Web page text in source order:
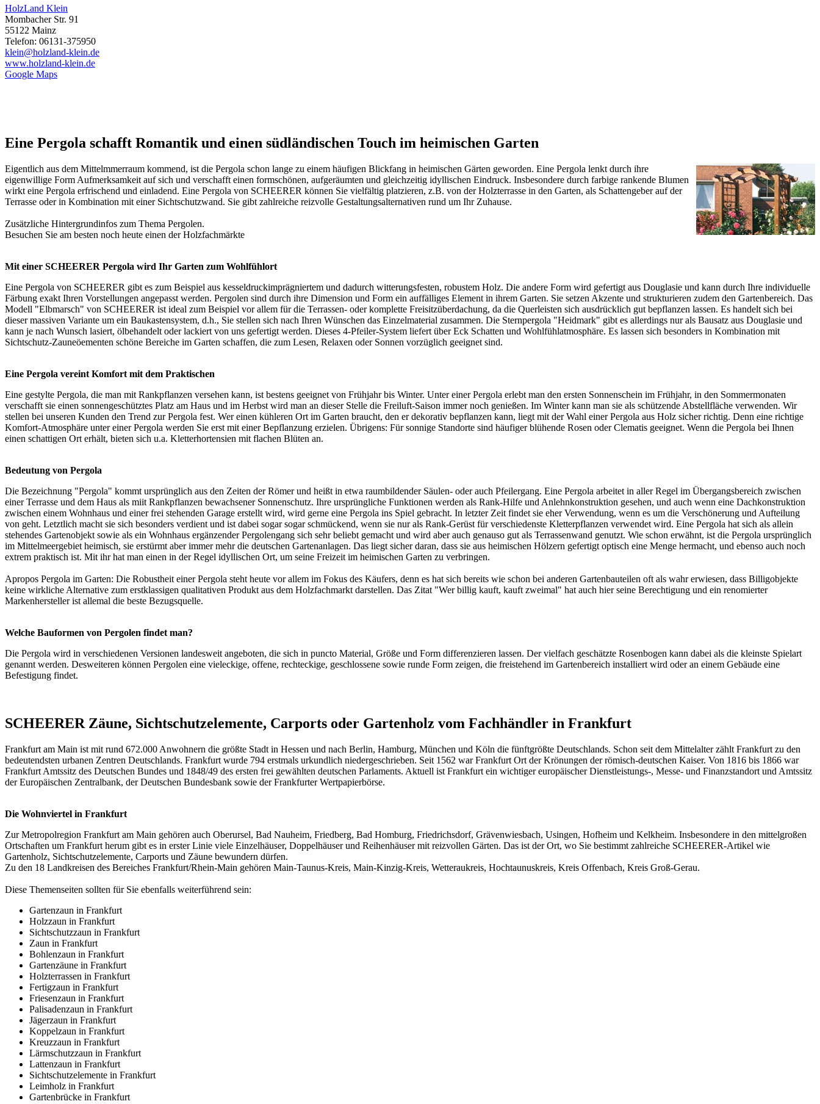
HolzLand Klein
Mombacher Str. 91
55122 Mainz
Telefon: 06131-375950
klein@holzland-klein.de
www.holzland-klein.de
Google Maps
Eine Pergola schafft Romantik und einen südländischen Touch im heimischen Garten
Eigentlich aus dem Mittelmmerraum kommend, ist die Pergola schon lange zu einem häufigen Blickfang in heimischen Gärten geworden. Eine Pergola lenkt durch ihre
eigenwillige Form Aufmerksamkeit auf sich und verschafft einen formschönen, aufgeräumten und gleichzeitig idyllischen Eindruck. Insbesondere durch farbige rankende Blumen
wirkt eine Pergola erfrischend und einladend. Eine Pergola von SCHEERER können Sie vielfältig platzieren, z.B. von der Holzterrasse in den Garten, als Schattengeber auf der
Terrasse oder in Kombination mit einer Sichtschutzwand. Sie gibt zahlreiche reizvolle Gestaltungsalternativen rund um Ihr Zuhause.
Zusätzliche Hintergrundinfos zum Thema Pergolen.
Besuchen Sie am besten noch heute einen derHolzfachmärkte
Mit einer SCHEERER Pergola wird Ihr Garten zum Wohlfühlort
Eine Pergola von SCHEERER gibt es zum Beispiel aus kesseldruckimprägniertem und dadurch witterungsfesten, robustem Holz. Die andere Form wird gefertigt aus Douglasie und kann durch Ihre individuelle
Färbung exakt Ihren Vorstellungen angepasst werden. Pergolen sind durch ihre Dimension und Form ein auffälliges Element in ihrem Garten. Sie setzen Akzente und strukturieren zudem den Gartenbereich. Das
Modell "Elbmarsch" von SCHEERER ist ideal zum Beispiel vor allem für die Terrassen- oder komplette Freisitzüberdachung, da die Querleisten sich ausdrücklich gut bepflanzen lassen. Es handelt sich bei
dieser massiven Variante um ein Baukastensystem, d.h., Sie stellen sich nach Ihren Wünschen das Einzelmaterial zusammen. Die Sternpergola "Heidmark" gibt es allerdings nur als Bausatz aus Douglasie und
kann je nach Wunsch lasiert, ölbehandelt oder lackiert von uns gefertigt werden. Dieses 4-Pfeiler-System liefert über Eck Schatten und Wohlfühlatmosphäre. Es lassen sich besonders in Kombination mit
Sichtschutz-Zauneöementen schöne Bereiche im Garten schaffen, die zum Lesen, Relaxen oder Sonnen vorzüglich geeignet sind.
Eine Pergola vereint Komfort mit dem Praktischen
Eine gestylte Pergola, die man mit Rankpflanzen versehen kann, ist bestens geeignet von Frühjahr bis Winter. Unter einer Pergola erlebt man den ersten Sonnenschein im Frühjahr, in den Sommermonaten
verschafft sie einen sonnengeschütztes Platz am Haus und im Herbst wird man an dieser Stelle die Freiluft-Saison immer noch genießen. Im Winter kann man sie als schützende Abstellfläche verwenden. Wir
stellen bei unseren Kunden den Trend zur Pergola fest. Wer einen kühleren Ort im Garten braucht, den er dekorativ bepflanzen kann, liegt mit der Wahl einer Pergola aus Holz sicher richtig. Denn eine richtige
Komfort-Atmosphäre unter einer Pergola werden Sie erst mit einer Bepflanzung erzielen. Übrigens: Für sonnige Standorte sind häufiger blühende Rosen oder Clematis geeignet. Wenn die Pergola bei Ihnen
einen schattigen Ort erhält, bieten sich u.a. Kletterhortensien mit flachen Blüten an.
Bedeutung von Pergola
Die Bezeichnung "Pergola" kommt ursprünglich aus den Zeiten der Römer und heißt in etwa raumbildender Säulen- oder auch Pfeilergang. Eine Pergola arbeitet in aller Regel im Übergangsbereich zwischen
einer Terrasse und dem Haus als miit Rankpflanzen bewachsener Sonnenschutz. Ihre ursprüngliche Funktionen werden als Rank-Hilfe und Anlehnkonstruktion gesehen, und auch wenn eine Dachkonstruktion
zwischen einem Wohnhaus und einer frei stehenden Garage erstellt wird, wird gerne eine Pergola ins Spiel gebracht. In letzter Zeit findet sie eher Verwendung, wenn es um die Verschönerung und Aufteilung
von geht. Letztlich macht sie sich besonders verdient und ist dabei sogar sogar schmückend, wenn sie nur als Rank-Gerüst für verschiedenste Kletterpflanzen verwendet wird. Eine Pergola hat sich als allein
stehendes Gartenobjekt sowie als ein Wohnhaus ergänzender Pergolengang sich sehr beliebt gemacht und wird aber auch genauso gut als Terrassenwand genutzt. Wie schon erwähnt, ist die Pergola ursprünglich
im Mittelmeergebiet heimisch, sie erstürmt aber immer mehr die deutschen Gartenanlagen. Das liegt sicher daran, dass sie aus heimischen Hölzern gefertigt optisch eine Menge hermacht, und ebenso auch noch
extrem praktisch ist. Mit ihr hat man einen in der Regel idyllischen Ort, um seine Freizeit im heimischen Garten zu verbringen.
Apropos Pergola im Garten: Die Robustheit einer Pergola steht heute vor allem im Fokus des Käufers, denn es hat sich bereits wie schon bei anderen Gartenbauteilen oft als wahr erwiesen, dass Billigobjekte
keine wirkliche Alternative zum erstklassigen qualitativen Produkt aus dem Holzfachmarkt darstellen. Das Zitat "Wer billig kauft, kauft zweimal" hat auch hier seine Berechtigung und ein renomierter
Markenhersteller ist allemal die beste Bezugsquelle.
Welche Bauformen von Pergolen findet man?
Die Pergola wird in verschiedenen Versionen landesweit angeboten, die sich in puncto Material, Größe und Form differenzieren lassen. Der vielfach geschätzte Rosenbogen kann dabei als die kleinste Spielart
genannt werden. Desweiteren können Pergolen eine vieleckige, offene, rechteckige, geschlossene sowie runde Form zeigen, die freistehend im Gartenbereich installiert wird oder an einem Gebäude eine
Befestigung findet.
SCHEERER Zäune, Sichtschutzelemente, Carports oder Gartenholz vom Fachhändler in Frankfurt
Frankfurt am Main ist mit rund 672.000 Anwohnern die größte Stadt in Hessen und nach Berlin, Hamburg, München und Köln die fünftgrößte Deutschlands. Schon seit dem Mittelalter zählt Frankfurt zu den
bedeutendsten urbanen Zentren Deutschlands. Frankfurt wurde 794 erstmals urkundlich niedergeschrieben. Seit 1562 war Frankfurt Ort der Krönungen der römisch-deutschen Kaiser. Von 1816 bis 1866 war
Frankfurt Amtssitz des Deutschen Bundes und 1848/49 des ersten frei gewählten deutschen Parlaments. Aktuell ist Frankfurt ein wichtiger europäischer Dienstleistungs-, Messe- und Finanzstandort und Amtssitz
der Europäischen Zentralbank, der Deutschen Bundesbank sowie der Frankfurter Wertpapierbörse.
Die Wohnviertel in Frankfurt
Zur Metropolregion Frankfurt am Main gehören auch Oberursel, Bad Nauheim, Friedberg, Bad Homburg, Friedrichsdorf, Grävenwiesbach, Usingen, Hofheim und Kelkheim. Insbesondere in den mittelgroßen
Ortschaften um Frankfurt herum gibt es in erster Linie viele Einzelhäuser, Doppelhäuser und Reihenhäuser mit reizvollen Gärten. Das ist der Ort, wo Sie bestimmt zahlreiche SCHEERER-Artikel wie
Gartenholz, Sichtschutzelemente, Carports und Zäune bewundern dürfen.
Zu den 18 Landkreisen des Bereiches Frankfurt/Rhein-Main gehören Main-Taunus-Kreis, Main-Kinzig-Kreis, Wetteraukreis, Hochtaunuskreis, Kreis Offenbach, Kreis Groß-Gerau.
Diese Themenseiten sollten für Sie ebenfalls weiterführend sein:
Gartenzaun in Frankfurt
Holzzaun in Frankfurt
Sichtschutzzaun in Frankfurt
Zaun in Frankfurt
Bohlenzaun in Frankfurt
Gartenzäune in Frankfurt
Holzterrassen in Frankfurt
Fertigzaun in Frankfurt
Friesenzaun in Frankfurt
Palisadenzaun in Frankfurt
Jägerzaun in Frankfurt
Koppelzaun in Frankfurt
Kreuzzaun in Frankfurt
Lärmschutzzaun in Frankfurt
Lattenzaun in Frankfurt
Sichtschutzelemente in Frankfurt
Leimholz in Frankfurt
Gartenbrücke in Frankfurt